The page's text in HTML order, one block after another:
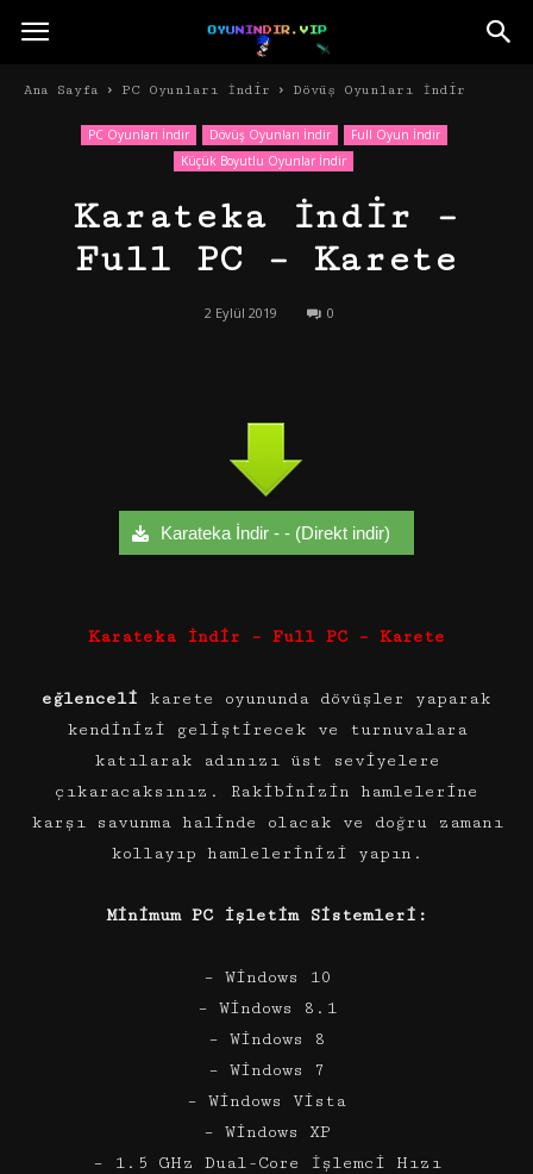
Ana Sayfa PC Oyunları İndir Dövüş Oyunları İndir
PC Oyunları İndir Dövüş Oyunları İndir
Full Oyun İndir
Küçük Boyutlu Oyunlar İndir
Karateka İndir –
Full PC – Karete
2 Eylül 2019 0
Karateka İndir - - (Direkt indir)
Karateka İndir – Full PC – Karete
eğlenceli karete oyununda dövüşler yaparak
kendinizi geliştirecek ve turnuvalara
katılarak adınızı üst seviyelere
çıkaracaksınız. Rakibinizin hamlelerine
karşı savunma halinde olacak ve doğru zamanı
kollayıp hamlelerinizi yapın.
Minimum PC İşletim Sistemleri:
– Windows 10
– Windows 8.1
– Windows 8
– Windows 7
– Windows Vista
– Windows XP
– 1.5 GHz Dual-Core İşlemci Hızı